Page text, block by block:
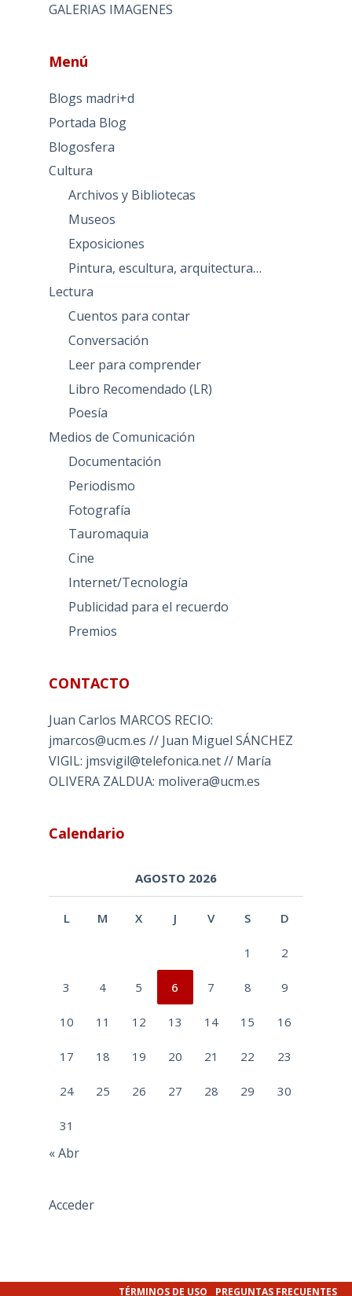
GALERIAS IMAGENES
Menú
Blogs madri+d
Portada Blog
Blogosfera
Cultura
Archivos y Bibliotecas
Museos
Exposiciones
Pintura, escultura, arquitectura…
Lectura
Cuentos para contar
Conversación
Leer para comprender
Libro Recomendado (LR)
Poesía
Medios de Comunicación
Documentación
Periodismo
Fotografía
Tauromaquia
Cine
Internet/Tecnología
Publicidad para el recuerdo
Premios
CONTACTO
Juan Carlos MARCOS RECIO:
jmarcos@ucm.es // Juan Miguel SÁNCHEZ
VIGIL: jmsvigil@telefonica.net // María
OLIVERA ZALDUA: molivera@ucm.es
Calendario
AGOSTO 2026
L M X J V S D
1 2
3 4 5 6 7 8 9
10 11 12 13 14 15 16
17 18 19 20 21 22 23
24 25 26 27 28 29 30
31
« Abr
Acceder
TÉRMINOS DE USO PREGUNTAS FRECUENTES